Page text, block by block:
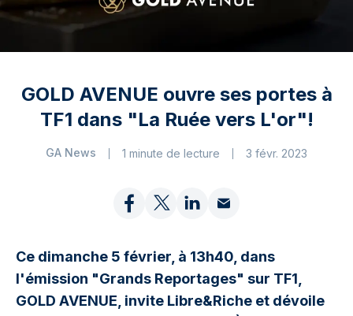
GOLD AVENUE ouvre ses portes à
TF1 dans "La Ruée vers L'or"!
GA News 1 minute de lecture 3 févr. 2023
Ce dimanche 5 février, à 13h40, dans
l'émission "Grands Reportages" sur TF1,
GOLD AVENUE, invite Libre&Riche et dévoile